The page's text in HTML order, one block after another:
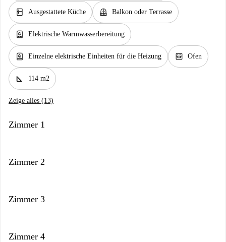
kitchen Ausgestattete Küche balcony Balkon oder Terrasse
water_heater Elektrische Warmwasserbereitung
water_heater Einzelne elektrische Einheiten für die Heizung oven_gen Ofen
square_foot 114 m2
Zeige alles (13)
Zimmer 1
Zimmer 2
Zimmer 3
Zimmer 4